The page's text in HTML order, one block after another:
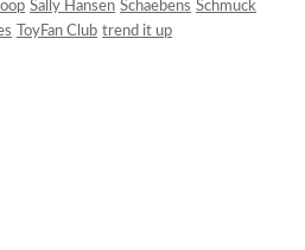
Sally Hansen Schaebens Schmuck
ToyFan Club trend it up